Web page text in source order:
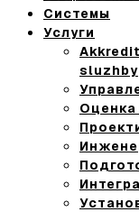
Системы
Услуги
sluzhby
Оценка